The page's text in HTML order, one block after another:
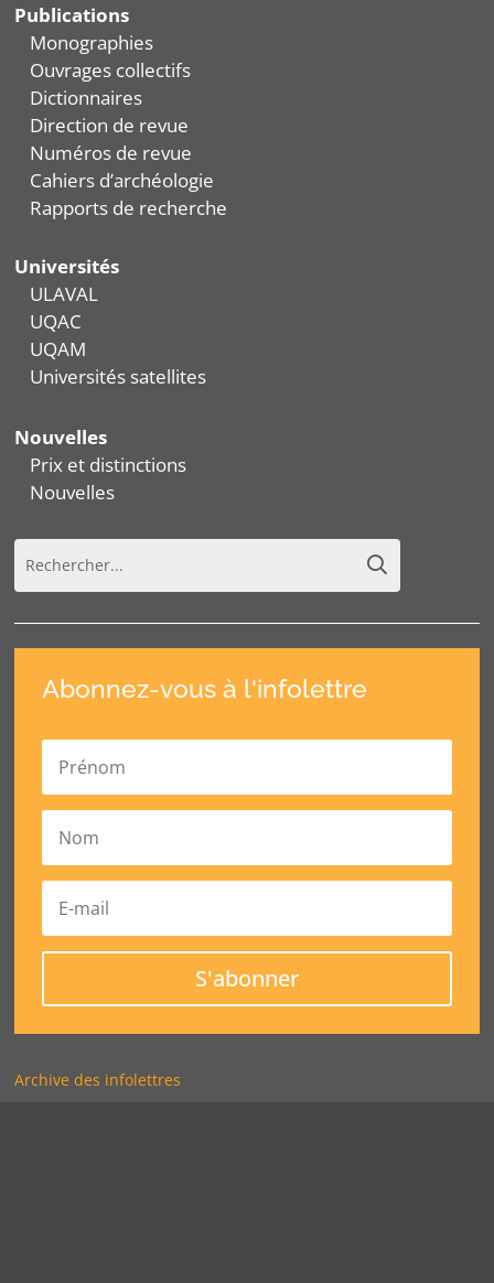
Publications
Monographies
Ouvrages collectifs
Dictionnaires
Direction de revue
Numéros de revue
Cahiers d’archéologie
Rapports de recherche
Universités
ULAVAL
UQAC
UQAM
Universités satellites
Nouvelles
Prix et distinctions
Nouvelles
Abonnez-vous à l'infolettre
S'abonner
Archive des infolettres